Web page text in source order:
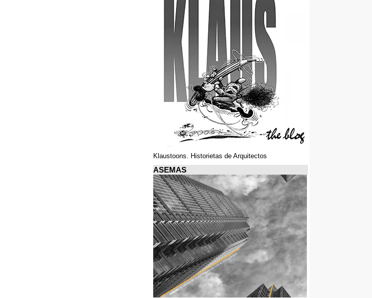
Klaustoons. Historietas de Arquitectos
ASEMAS